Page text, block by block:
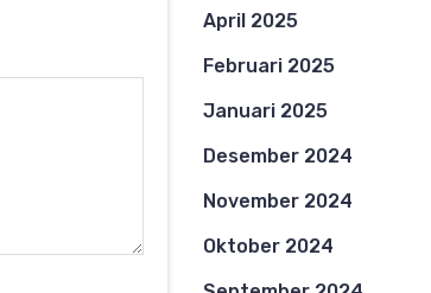
April 2025
Februari 2025
Januari 2025
Desember 2024
November 2024
Oktober 2024